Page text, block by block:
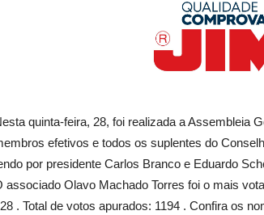
quinta-feira, 28, foi realizada a Assembleia
efetivos e todos os suplentes do
por presidente Carlos Branco e Eduardo
associado Olavo Machado Torres foi o mais
. Total de votos apurados: 1194 . Confira os